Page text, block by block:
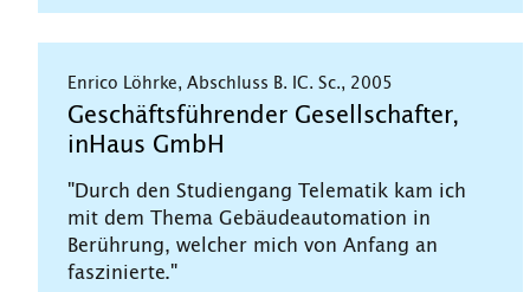
Enrico Löhrke, Abschluss B. IC. Sc., 2005
Geschäftsführender Gesellschafter,
inHaus GmbH
"Durch den Studiengang Telematik kam ich
mit dem Thema Gebäudeautomation in
Berührung, welcher mich von Anfang an
faszinierte."